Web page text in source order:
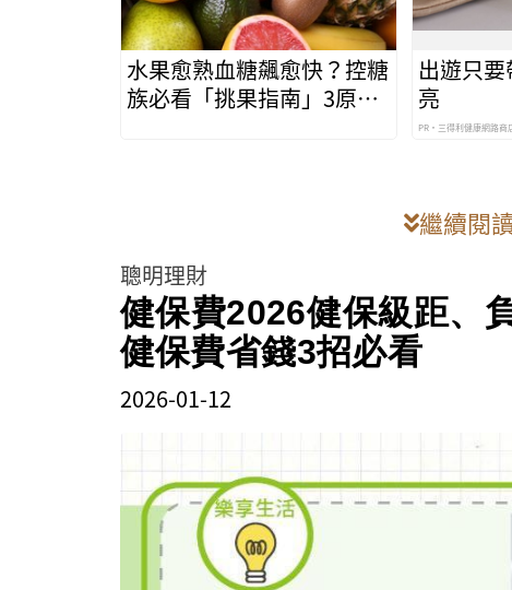
水果愈熟血糖飆愈快？控糖
族必看「挑果指南」3原則
出遊只
亮
PR・三得利健康網路商
繼續閱
聰明理財
健保費2026健保級距、
健保費省錢3招必看
2026-01-12